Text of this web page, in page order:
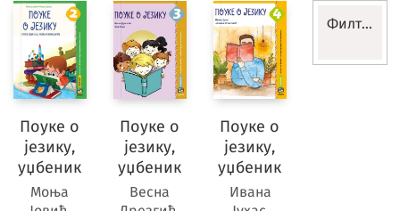
Поуке о
језику,
уџбеник
Моња
Поуке о
језику,
уџбеник
Весна
Поуке о
језику,
уџбеник
Ивана
Филтери